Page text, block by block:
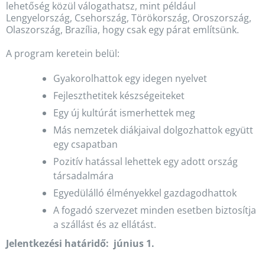
lehetőség közül válogathatsz, mint például
Lengyelország, Csehország, Törökország, Oroszország,
Olaszország, Brazília, hogy csak egy párat említsünk.
A program keretein belül:
Gyakorolhattok egy idegen nyelvet
Fejleszthetitek készségeiteket
Egy új kultúrát ismerhettek meg
Más nemzetek diákjaival dolgozhattok együtt
egy csapatban
Pozitív hatással lehettek egy adott ország
társadalmára
Egyedülálló élményekkel gazdagodhattok
A fogadó szervezet minden esetben biztosítja
a szállást és az ellátást.
Jelentkezési határidő: június 1.